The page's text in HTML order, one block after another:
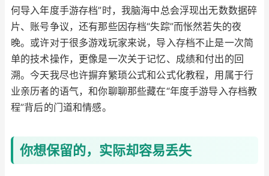
何导入年度手游存档”时，我脑海中总会浮现出无数数据碎
片、账号争议，还有那些因存档“失踪”而怅然若失的夜
晚。或许对于很多游戏玩家来说，导入存档不止是一次简
单的技术操作，更像是一次关于记忆、成绩和付出的回
溯。今天我尽也许摒弃繁琐公式和公式化教程，用属于行
业亲历者的语气，和你聊聊那些藏在“年度手游导入存档教
程”背后的门道和情感。
你想保留的，实际却容易丢失